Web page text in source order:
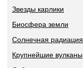
Звезды карлики
Биосфера земли
Солнечная радиация
Крупнейшие вулканы